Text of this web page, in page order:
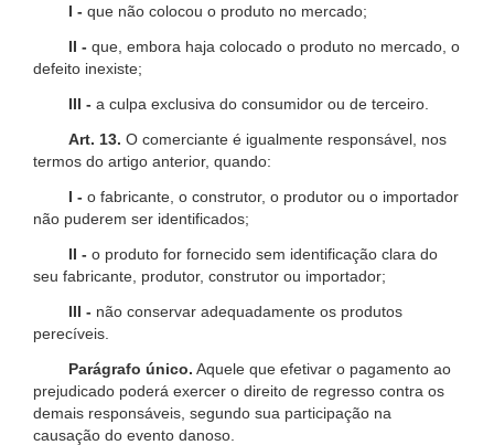
I - que não colocou o produto no mercado;
II - que, embora haja colocado o produto no mercado, o
defeito inexiste;
III - a culpa exclusiva do consumidor ou de terceiro.
Art. 13. O comerciante é igualmente responsável, nos
termos do artigo anterior, quando:
I - o fabricante, o construtor, o produtor ou o importador
não puderem ser identificados;
II - o produto for fornecido sem identificação clara do
seu fabricante, produtor, construtor ou importador;
III - não conservar adequadamente os produtos
perecíveis.
Parágrafo único. Aquele que efetivar o pagamento ao
prejudicado poderá exercer o direito de regresso contra os
demais responsáveis, segundo sua participação na
causação do evento danoso.